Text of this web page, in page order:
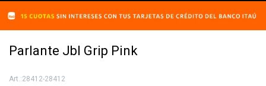
Parlante Jbl Grip Pink
28412-28412